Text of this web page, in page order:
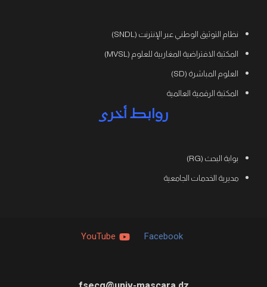
نظام التوثيق الوطني عبر الإنترنت (SNDL)
المكتبة الافتراضية المغاربية للعلوم (MVSL)
العلوم المباشرة (SD)
المكتبة الرقمية العالمية
روابط أخرى
بوابة البحث (RG)
مديرية الخدمات الجامعية
Facebook
YouTube